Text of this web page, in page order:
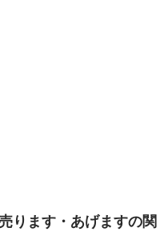
ります・あげますの関